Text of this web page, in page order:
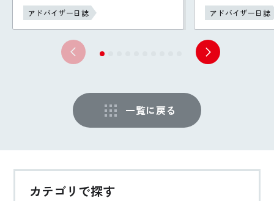
アドバイザー日誌 アドバイザー日誌
一覧に戻る
カテゴリで探す